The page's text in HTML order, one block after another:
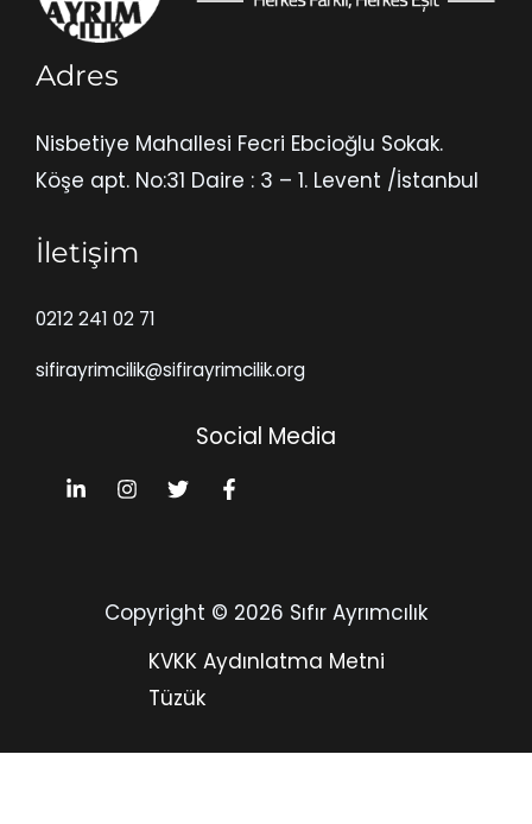
Adres
Nisbetiye Mahallesi Fecri Ebcioğlu Sokak.
Köşe apt. No:31 Daire : 3 – 1. Levent /İstanbul
İletişim
0212 241 02 71
sifirayrimcilik@sifirayrimcilik.org
Social Media
Copyright © 2026 Sıfır Ayrımcılık
KVKK Aydınlatma Metni
Tüzük